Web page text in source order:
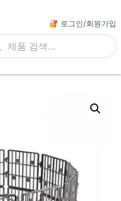
로그인/회원가입